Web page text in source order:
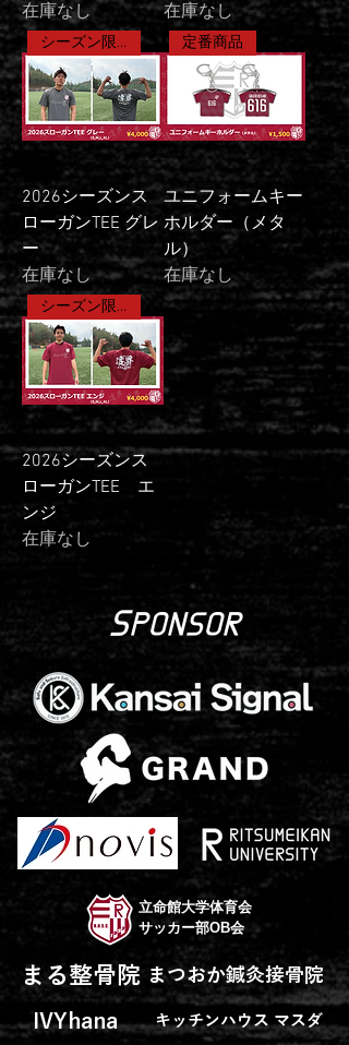
在庫なし
在庫なし
シーズン限定商品
2026シーズンス
ローガンTEE グレ
ー
在庫なし
定番商品
ユニフォームキー
ホルダー（メタ
ル）
在庫なし
シーズン限定商品
2026シーズンス
ローガンTEE エ
ンジ
在庫なし
SPONSOR
立命館大学体育会
サッカー部OB会
まる整骨院 まつおか鍼灸接骨院
IVYhana キッチンハウス マスダ